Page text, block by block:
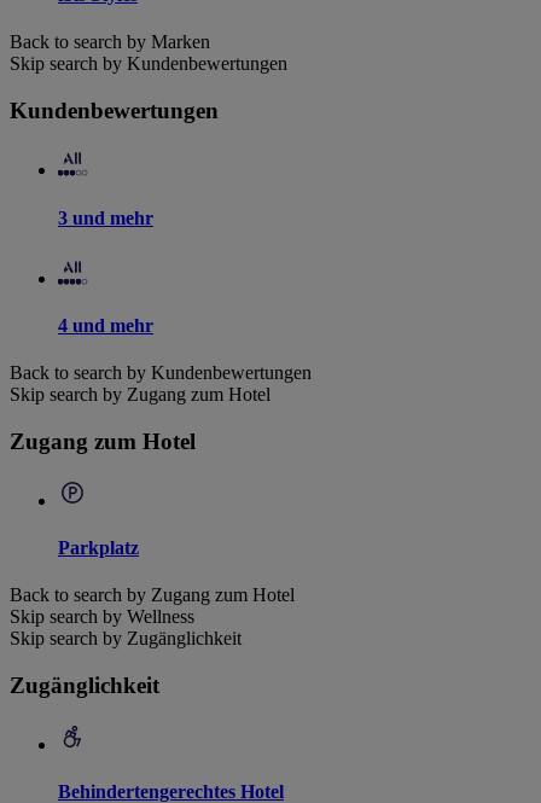
Back to search by Marken
Skip search by Kundenbewertungen
Kundenbewertungen
3 und mehr
4 und mehr
Back to search by Kundenbewertungen
Skip search by Zugang zum Hotel
Zugang zum Hotel
Parkplatz
Back to search by Zugang zum Hotel
Skip search by Wellness
Skip search by Zugänglichkeit
Zugänglichkeit
Behindertengerechtes Hotel